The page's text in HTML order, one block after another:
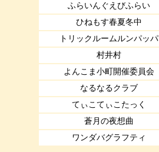
ふらいんぐえびふらい
ひねもす春夏冬中
トリックルームルンパッパ
村井村
よんこま小町開催委員会
なるなるクラブ
てぃこてぃこたっく
蒼月の夜想曲
ワンダバグラフティ